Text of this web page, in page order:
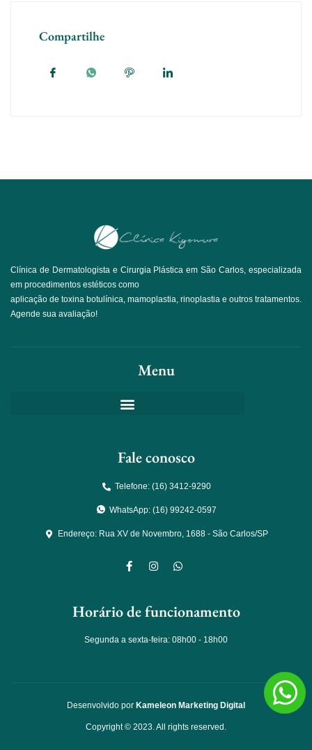
Compartilhe
Clínica de Dermatologista e Cirurgia Plástica em São Carlos, especializada
em procedimentos estéticos como
aplicação de toxina botulínica, mamoplastia, rinoplastia e outros tratamentos.
Agende sua avaliação!
Menu
Fale conosco
Telefone: (16) 3412-9290
WhatsApp: (16) 99242-0597
Endereço: Rua XV de Novembro, 1688 - São Carlos/SP
Horário de funcionamento
Segunda a sexta-feira: 08h00 - 18h00
Desenvolvido por Kameleon Marketing Digital
Copyright © 2023. All rights reserved.